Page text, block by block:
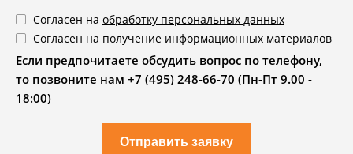
Согласен на обработку персональных данных
Согласен на получение информационных материалов
Если предпочитаете обсудить вопрос по телефону,
то позвоните нам +7 (495) 248-66-70 (Пн-Пт 9.00 -
18:00)
Отправить заявку